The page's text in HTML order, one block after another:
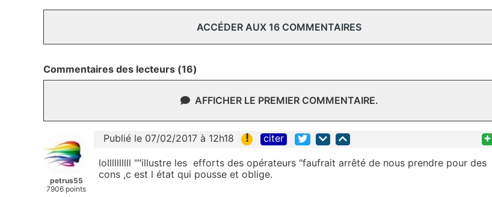
ACCÉDER AUX 16 COMMENTAIRES
Commentaires des lecteurs (16)
AFFICHER LE PREMIER COMMENTAIRE.
petrus55
7906 points
Publié le 07/02/2017 à 12h18 ! citer +
lollllllllll ""illustre les efforts des opérateurs "faufrait arrêté de nous prendre pour des
cons ,c est l état qui pousse et oblige.